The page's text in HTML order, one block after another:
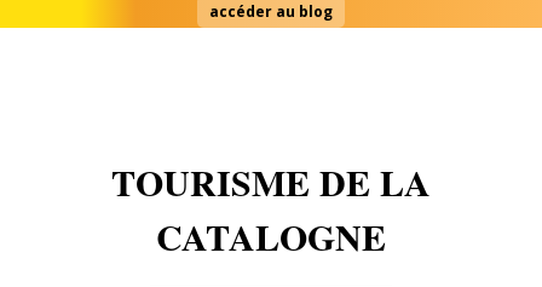
accéder au blog
TOURISME DE LA
CATALOGNE